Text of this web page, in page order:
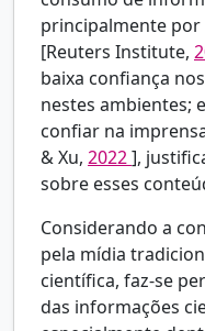
principalmente por
[Reuters Institute,
baixa confiança
nestes ambientes;
confiar na
& Xu, 2022],
sobre esses
Considerando a
pela mídia
científica, faz-se
das informações